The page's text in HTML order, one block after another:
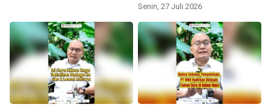
Senin, 27 Juli 2026